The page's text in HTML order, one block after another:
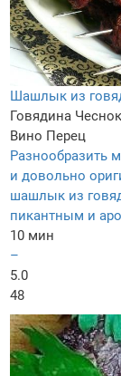
Шашлык из
Говядина Чеснок
Вино Перец
Разнообразить
и довольно
шашлык из
пикантным и
10 мин
–
5.0
48